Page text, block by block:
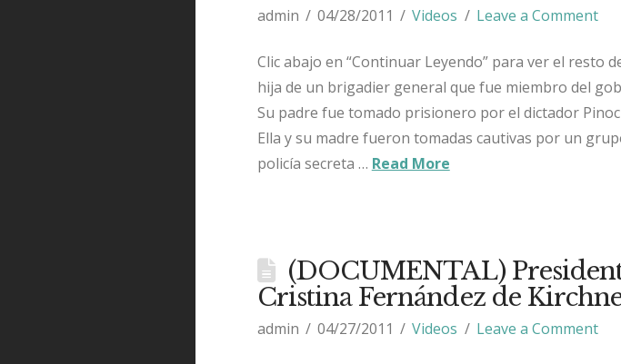
admin 04/28/2011 Videos Leave a Comment
Clic abajo en “Continuar Leyendo” para ver el resto
hija de un brigadier general que fue miembro del
Su padre fue tomado prisionero por el dictador
Ella y su madre fueron tomadas cautivas por un
policía secreta … Read More
(DOCUMENTAL)
Cristina Fernández de
admin 04/27/2011 Videos Leave a Comment